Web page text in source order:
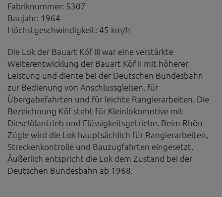
Fabriknummer: 5307
Baujahr: 1964
Höchstgeschwindigkeit: 45 km/h
Die Lok der Bauart Köf III war eine verstärkte
Weiterentwicklung der Bauart Köf II mit höherer
Leistung und diente bei der Deutschen Bundesbahn
zur Bedienung von Anschlussgleisen, für
Übergabefahrten und für leichte Rangierarbeiten. Die
Bezeichnung Köf steht für Kleinlokomotive mit
Dieselölantrieb und Flüssigkeitsgetriebe. Beim Rhön-
Zügle wird die Lok hauptsächlich für Rangierarbeiten,
Streckenkontrolle und Bauzugfahrten eingesetzt.
Äußerlich entspricht die Lok dem Zustand bei der
Deutschen Bundesbahn ab 1968.